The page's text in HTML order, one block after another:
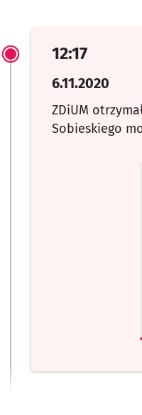
12:17
6.11.2020
ZDiUM
Sobieskiego